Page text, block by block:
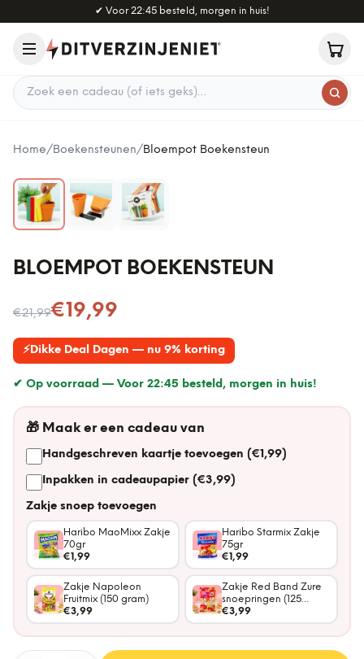
Naar hoofdinhoud
✔ Voor 22:45 besteld, morgen in huis!
Zoek een cadeau
Home/Boekensteunen/Bloempot Boekensteun
BLOEMPOT BOEKENSTEUN
€21,99
Nu voor€19,99
⚡Dikke Deal Dagen — nu 9% korting
✔ Op voorraad — Voor 22:45 besteld, morgen in huis!
🎁 Maak er een cadeau van
Handgeschreven kaartje toevoegen (€1,99)
Inpakken in cadeaupapier (€3,99)
Zakje snoep toevoegen
Haribo MaoMixx Zakje
70gr
€1,99
Haribo Starmix Zakje
75gr
€1,99
Zakje Napoleon
Fruitmix (150 gram)
€3,99
Zakje Red Band Zure
snoepringen (125
gram)
€3,99